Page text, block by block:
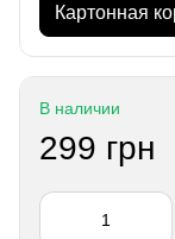
Картонная
В наличии
299 грн